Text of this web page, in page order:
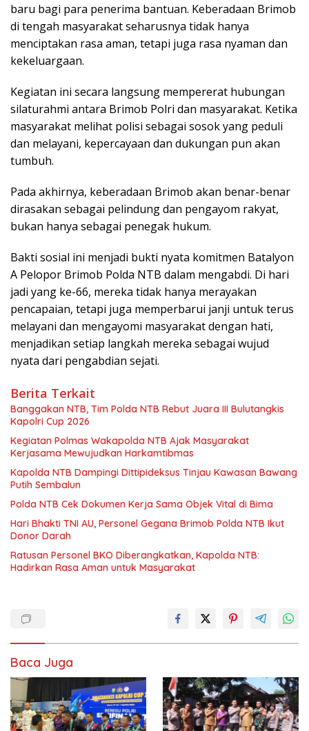
baru bagi para penerima bantuan. Keberadaan Brimob
di tengah masyarakat seharusnya tidak hanya
menciptakan rasa aman, tetapi juga rasa nyaman dan
kekeluargaan.
Kegiatan ini secara langsung mempererat hubungan
silaturahmi antara Brimob Polri dan masyarakat. Ketika
masyarakat melihat polisi sebagai sosok yang peduli
dan melayani, kepercayaan dan dukungan pun akan
tumbuh.
Pada akhirnya, keberadaan Brimob akan benar-benar
dirasakan sebagai pelindung dan pengayom rakyat,
bukan hanya sebagai penegak hukum.
Bakti sosial ini menjadi bukti nyata komitmen Batalyon
A Pelopor Brimob Polda NTB dalam mengabdi. Di hari
jadi yang ke-66, mereka tidak hanya merayakan
pencapaian, tetapi juga memperbarui janji untuk terus
melayani dan mengayomi masyarakat dengan hati,
menjadikan setiap langkah mereka sebagai wujud
nyata dari pengabdian sejati.
Berita Terkait
Banggakan NTB, Tim Polda NTB Rebut Juara III Bulutangkis
Kapolri Cup 2026
Kegiatan Polmas Wakapolda NTB Ajak Masyarakat
Kerjasama Mewujudkan Harkamtibmas
Kapolda NTB Dampingi Dittipideksus Tinjau Kawasan Bawang
Putih Sembalun
Polda NTB Cek Dokumen Kerja Sama Objek Vital di Bima
Hari Bhakti TNI AU, Personel Gegana Brimob Polda NTB Ikut
Donor Darah
Ratusan Personel BKO Diberangkatkan, Kapolda NTB:
Hadirkan Rasa Aman untuk Masyarakat
Baca Juga